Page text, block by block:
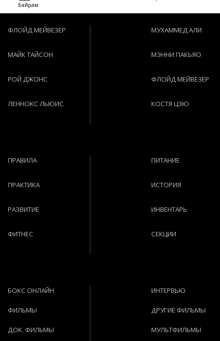
Байрам
ФЛОЙД МЕЙВЕЗЕР
МАЙК ТАЙСОН
РОЙ ДЖОНС
ЛЕННОКС ЛЬЮИС
МУХАММЕД АЛИ
МЭННИ ПАКЬЯО
ФЛОЙД МЕЙВЕЗЕР
КОСТЯ ЦЗЮ
ПРАВИЛА
ПРАКТИКА
РАЗВИТИЕ
ФИТНЕС
ПИТАНИЕ
ИСТОРИЯ
ИНВЕНТАРЬ
СЕКЦИИ
БОКС ОНЛАЙН
ФИЛЬМЫ
ДОК. ФИЛЬМЫ
ИНТЕРВЬЮ
ДРУГИЕ ФИЛЬМЫ
МУЛЬТФИЛЬМЫ